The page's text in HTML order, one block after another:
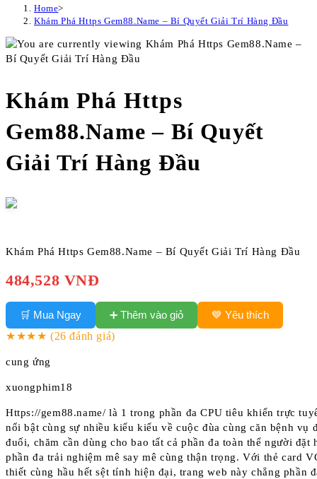
Home>
Khám Phá Https Gem88.Name – Bí Quyết Giải Trí Hàng Đầu
Khám Phá Https
Gem88.Name – Bí Quyết
Giải Trí Hàng Đầu
Khám Phá Https Gem88.Name – Bí Quyết Giải Trí Hàng Đầu
484,528 VNĐ
🛒 Mua Ngay ➕ Thêm vào giỏ
💙 Yêu thích
★★★★ (26 đánh giá)
cung ứng
xuongphim18
Https://gem88.name/ là 1 trong phần đa CPU tiêu khiển trực
nổi bật cùng sự nhiều kiểu kiểu về cuộc đùa cùng căn bệnh vụ
đuối, chăm cần dùng cho bao tất cả phần đa toàn thể người đặt
phần đa trải nghiệm mê say mê cùng thận trọng. Với thẻ card
thiết cùng hầu hết sệt tính hiện đại, trang web này chẳng phần